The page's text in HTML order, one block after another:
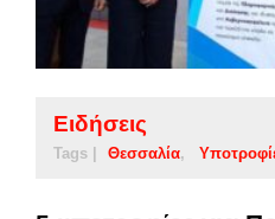
Ειδήσεις
Tags | Θεσσαλία